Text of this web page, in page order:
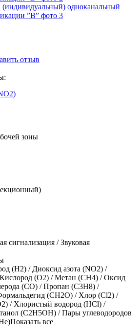
отзыв
зоны
сигнализация / Звуковая
(H2) / Диоксид азота (NO2) /
Кислород (O2) /Метан (CH4) /Оксид
(CO) /Пропан (C3H8) /
(CH2O) / Хлор (Cl2) /
/ Хлористый водород (HCl) /
(C2H5OH) /Пары углеводородов
Показать все